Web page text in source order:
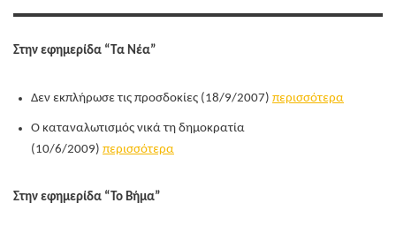
Στην εφημερίδα “Τα Νέα”
Δεν εκπλήρωσε τις προσδοκίες (18/9/2007) περισσότερα
Ο καταναλωτισμός νικά τη δημοκρατία
(10/6/2009) περισσότερα
Στην εφημερίδα “Το Βήμα”